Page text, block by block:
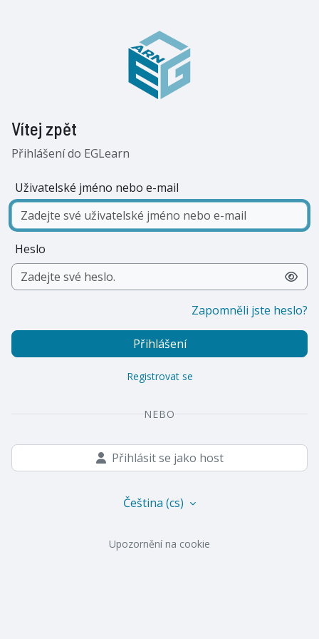
Vítej zpět
Přihlášení do EGLearn
Uživatelské jméno nebo e-mail
Heslo
Zapomněli jste heslo?
Přihlášení
Registrovat se
NEBO
Přihlásit se jako host
Čeština ‎(cs)‎
Upozornění na cookie